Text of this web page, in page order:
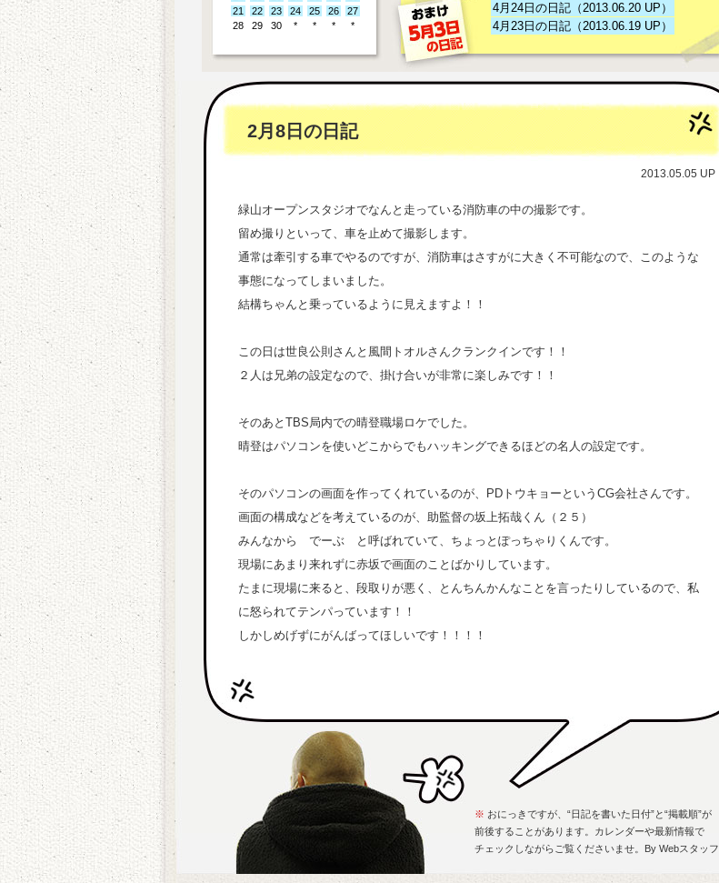
21
22 23 24 25 26
27
28
29 30 * * * *
4月24日の日記（2013.06.20 UP）
4月23日の日記（2013.06.19 UP）
4月15日の日記（2013.06.18 UP）
4月8日の日記（2013.06.17 UP）
4月7日の日記（2013.06.16 UP）
4月5日の日記（2013.06.16 UP）
4月4日の日記（2013.06.15 UP）
4月14日の日記（2013.06.14 UP）
3月28日の日記（2013.06.13 UP）
3月22日の日記（2013.06.11 UP）
4月26日の日記（2013.06.10 UP）
3月18日の日記（2013.06.05 UP）
4月17日の日記（2013.06.04 UP）
4月10日の日記（2013.06.03 UP）
4月16日の日記（2013.06.01 UP）
3月15日の日記（2013.05.31 UP）
3月4日の日記（2013.05.30 UP）
3月24日の日記（2013.05.24 UP）
3月5日の日記（2013.05.23 UP）
3月14日の日記（2013.05.23 UP）
3月11日の日記（2013.05.22 UP）
3月10日の日記（2013.05.21 UP）
4月21日の日記（2013.05.20 UP）
3月9日の日記（2013.05.18 UP）
4月9日の日記（2013.05.17 UP）
2月8日の日記
2013.05.05 UP
緑山オープンスタジオでなんと走っている消防車の中の撮影です。
留め撮りといって、車を止めて撮影します。
通常は牽引する車でやるのですが、消防車はさすがに大きく不可能なので、このような
事態になってしまいました。
結構ちゃんと乗っているように見えますよ！！
この日は世良公則さんと風間トオルさんクランクインです！！
２人は兄弟の設定なので、掛け合いが非常に楽しみです！！
そのあとTBS局内での晴登職場ロケでした。
晴登はパソコンを使いどこからでもハッキングできるほどの名人の設定です。
そのパソコンの画面を作ってくれているのが、PDトウキョーというCG会社さんです。
画面の構成などを考えているのが、助監督の坂上拓哉くん（２５）
みんなから でーぶ と呼ばれていて、ちょっとぽっちゃりくんです。
現場にあまり来れずに赤坂で画面のことばかりしています。
たまに現場に来ると、段取りが悪く、とんちんかんなことを言ったりしているので、私
に怒られてテンパっています！！
しかしめげずにがんばってほしいです！！！！
※ おにっきですが、“日記を書いた日付”と“掲載順”が
前後することがあります。カレンダーや最新情報で
チェックしながらご覧くださいませ。By Webスタッフ